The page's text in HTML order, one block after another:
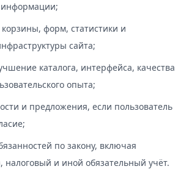
информации;
корзины, форм, статистики и
сайта;
каталога, интерфейса, качества
опыта;
и предложения, если пользователь
по закону, включая
налоговый и иной обязательный учёт.